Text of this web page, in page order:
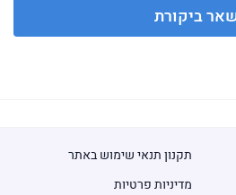
ביקורת
תקנון תנאי שימוש באתר
מדיניות פרטיות